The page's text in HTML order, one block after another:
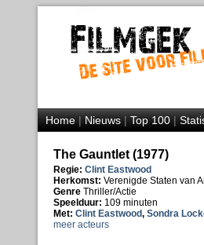
Home|Nieuws|Top 100|
The Gauntlet (1977)
Regie: Clint Eastwood
Herkomst: Verenigde Staten van
Genre Thriller/Actie
Speelduur: 109 minuten
Met: Clint Eastwood, Sondra
meer acteurs